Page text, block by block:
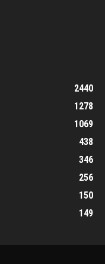
2440
1278
1069
438
346
256
150
149